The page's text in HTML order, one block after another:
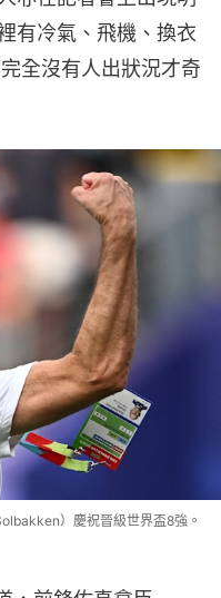
有冷氣、飛機、換衣
全沒有人出狀況才奇
）慶祝晉級世界盃8強。